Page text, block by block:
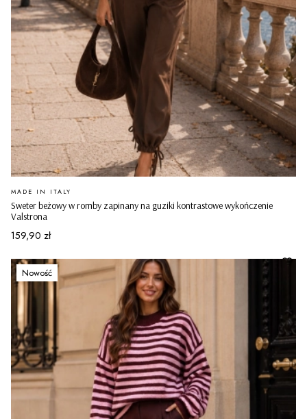
Sweter beżowy w romby zapinany na guziki kontrastowe wykończenie
Valstrona
PRODUCENT
MADE IN ITALY
Cena
159,90 zł
Nowość